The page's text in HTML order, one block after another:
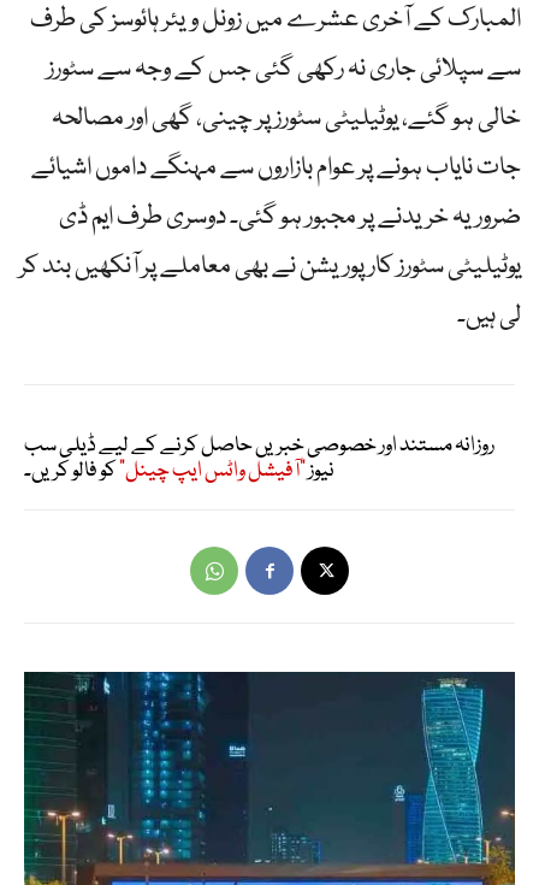
المبارک کے آخری عشرے میں زونل ویئر ہائوسز کی طرف
سے سپلائی جاری نہ رکھی گئی جس کے وجہ سے سٹورز
خالی ہو گئے، یوٹیلیٹی سٹورز پر چینی، گھی اور مصالحہ
جات نایاب ہونے پر عوام بازاروں سے مہنگے داموں اشیائے
ضروریہ خریدنے پر مجبور ہو گئی۔ دوسری طرف ایم ڈی
یوٹیلیٹی سٹورز کارپوریشن نے بھی معاملے پر آنکھیں بند کر
لی ہیں۔
روزانہ مستند اور خصوصی خبریں حاصل کرنے کے لیے ڈیلی سب
نیوز"آفیشل واٹس ایپ چینل"کو فالو کریں۔